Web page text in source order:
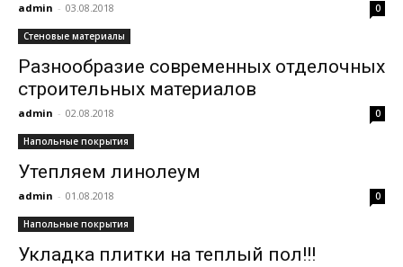
admin - 03.08.2018 0
Стеновые материалы
Разнообразие современных отделочных
строительных материалов
admin - 02.08.2018 0
Напольные покрытия
Утепляем линолеум
admin - 01.08.2018 0
Напольные покрытия
Укладка плитки на теплый пол!!!